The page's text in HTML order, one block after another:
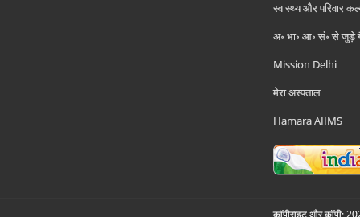
स्वास्थ्य और परिवार
अ॰ भा॰ आ॰ सं॰ से जुड़े
Mission Delhi
मेरा अस्पताल
Hamara AIIMS
कॉपीराइट और कॉपी;